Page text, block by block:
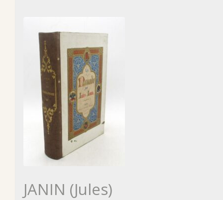
JANIN (Jules)